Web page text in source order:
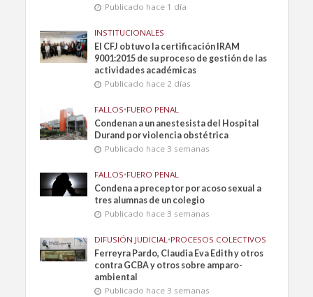
Publicado hace 1 día
INSTITUCIONALES
El CFJ obtuvo la certificación IRAM
9001:2015 de su proceso de gestión de las
actividades académicas
Publicado hace 2 días
FALLOS•FUERO PENAL
Condenan a un anestesista del Hospital
Durand por violencia obstétrica
Publicado hace 3 semanas
FALLOS•FUERO PENAL
Condena a preceptor por acoso sexual a
tres alumnas de un colegio
Publicado hace 3 semanas
DIFUSIÓN JUDICIAL•PROCESOS COLECTIVOS
Ferreyra Pardo, Claudia Eva Edith y otros
contra GCBA y otros sobre amparo-
ambiental
Publicado hace 3 semanas